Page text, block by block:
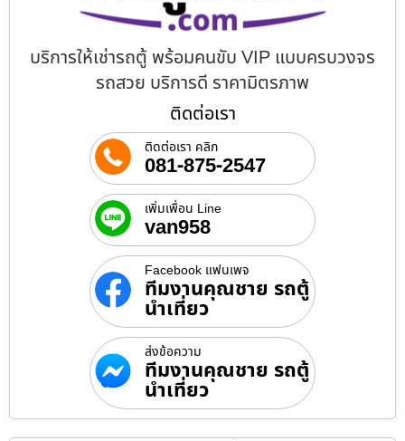
บริการให้เช่ารถตู้ พร้อมคนขับ VIP แบบครบวงจร
รถสวย บริการดี ราคามิตรภาพ
ติดต่อเรา
ติดต่อเรา คลิก
081-875-2547
เพิ่มเพื่อน Line
van958
Facebook แฟนเพจ
ทีมงานคุณชาย รถตู้
นำเที่ยว
ส่งข้อความ
ทีมงานคุณชาย รถตู้
นำเที่ยว